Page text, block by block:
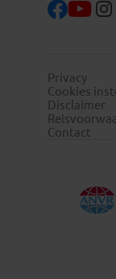
Privacy
Cookies
Disclaimer
Contact